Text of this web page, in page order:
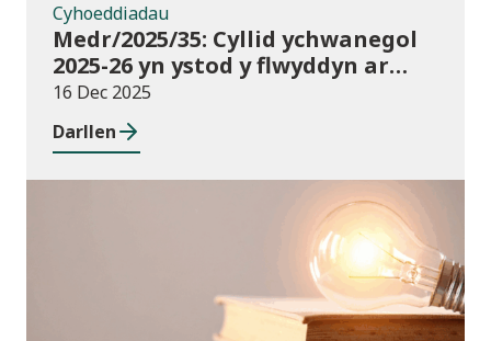
Cyhoeddiadau
Medr/2025/35: Cyllid ychwanegol
2025-26 yn ystod y flwyddyn ar
gyfer darpariaeth conservatoire
cerddoriaeth a drama sy’n
seiliedig ar berfformio
16 Dec 2025
Darllen